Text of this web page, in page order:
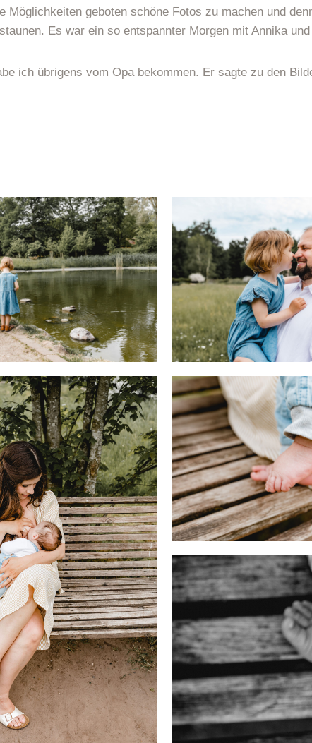
Möglichkeiten geboten schöne Fotos zu machen und
Es war ein so entspannter Morgen mit Annika
ich übrigens vom Opa bekommen. Er sagte zu den